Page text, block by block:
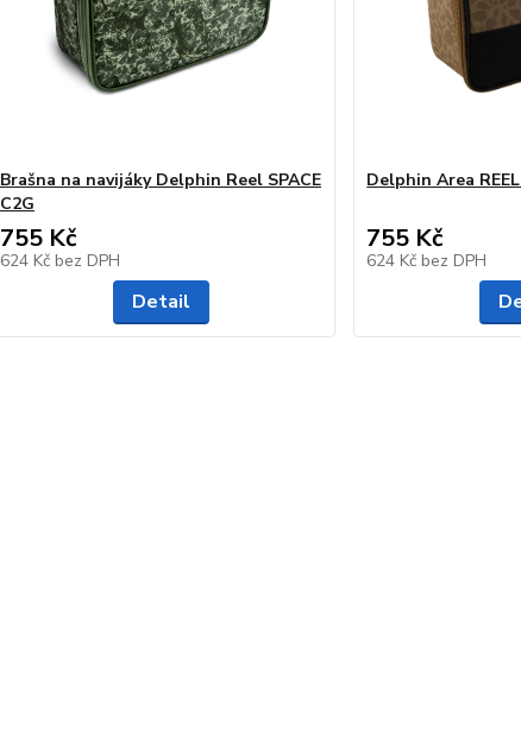
Brašna na navijáky Delphin Reel SPACE
C2G
755 Kč
624 Kč bez DPH
Detail
Delphin Area
755 Kč
624 Kč bez DPH